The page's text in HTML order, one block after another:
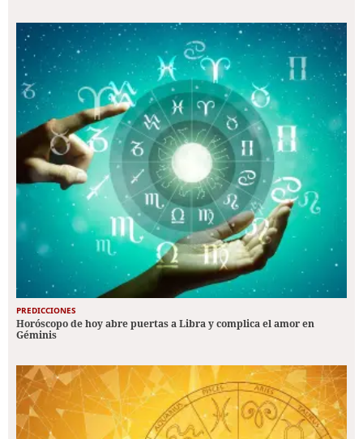
PREDICCIONES
Horóscopo de hoy abre puertas a Libra y complica el amor en
Géminis